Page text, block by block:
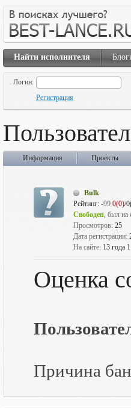
Найти исполнителя
Логин:
Регистрация
Информация Проекты
Bulk
Рейтинг: -99 0(0)/
Свободен, был на
Просмотров: 25
Дата регистрации:
На сайте: 13 года
Оценка
Причина